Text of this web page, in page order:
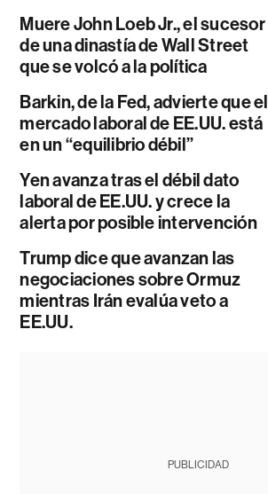
Muere John Loeb Jr., el sucesor
de una dinastía de Wall Street
que se volcó a la política
Barkin, de la Fed, advierte que el
mercado laboral de EE.UU. está
en un “equilibrio débil”
Yen avanza tras el débil dato
laboral de EE.UU. y crece la
alerta por posible intervención
Trump dice que avanzan las
negociaciones sobre Ormuz
mientras Irán evalúa veto a
EE.UU.
PUBLICIDAD